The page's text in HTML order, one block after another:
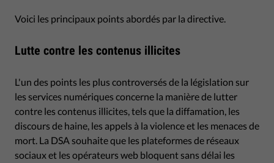
Voici les principaux points abordés par la directive.
Lutte contre les contenus illicites
L'un des points les plus controversés de la législation sur
les services numériques concerne la manière de lutter
contre les contenus illicites, tels que la diffamation, les
discours de haine, les appels à la violence et les menaces de
mort. La DSA souhaite que les plateformes de réseaux
sociaux et les opérateurs web bloquent sans délai les